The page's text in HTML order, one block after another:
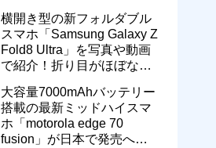
テリー搭載に
横開き型の新フォルダブル
スマホ「Samsung Galaxy Z
Fold8 Ultra」を写真や動画
で紹介！折り目がほぼない
ト】
大容量7000mAhバッテリー
搭載の最新ミッドハイスマ
ホ「motorola edge 70
fusion」が日本で発売へ！